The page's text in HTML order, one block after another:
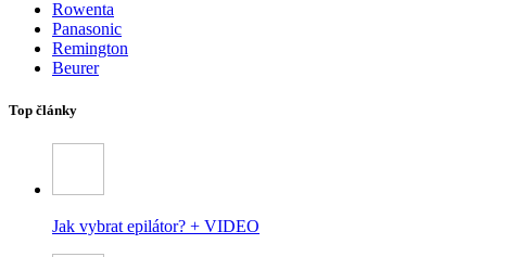
Rowenta
Panasonic
Remington
Beurer
Top články
Jak vybrat epilátor? + VIDEO